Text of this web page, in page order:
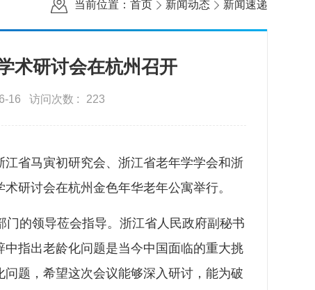
当前位置： 首页 新闻动态 新闻速递
术研讨会在杭州召开
16 访问次数 : 223
省马寅初研究会、浙江省老年学学会和浙
研讨会在杭州金色年华老年公寓举行。
的领导莅会指导。浙江省人民政府副秘书
指出老龄化问题是当今中国面临的重大挑
题，希望这次会议能够深入研讨，能为破